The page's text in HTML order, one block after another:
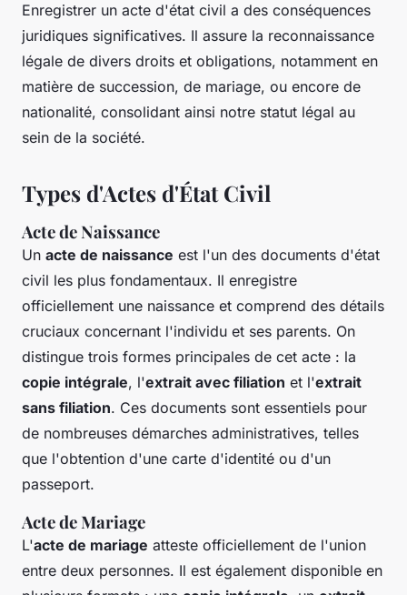
Enregistrer un acte d'état civil a des conséquences
juridiques significatives. Il assure la reconnaissance
légale de divers droits et obligations, notamment en
matière de succession, de mariage, ou encore de
nationalité, consolidant ainsi notre statut légal au
sein de la société.
Types d'Actes d'État Civil
Acte de Naissance
Un acte de naissance est l'un des documents d'état
civil les plus fondamentaux. Il enregistre
officiellement une naissance et comprend des détails
cruciaux concernant l'individu et ses parents. On
distingue trois formes principales de cet acte : la
copie intégrale, l'extrait avec filiation et l'extrait
sans filiation. Ces documents sont essentiels pour
de nombreuses démarches administratives, telles
que l'obtention d'une carte d'identité ou d'un
passeport.
Acte de Mariage
L'acte de mariage atteste officiellement de l'union
entre deux personnes. Il est également disponible en